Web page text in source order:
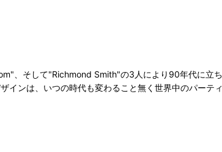
、そして"Richmond Smith"の3人により90年代に立
インは、いつの時代も変わること無く世界中のパーテ